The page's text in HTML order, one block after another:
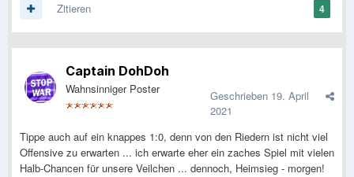
4
Zitieren
Captain DohDoh
Wahnsinniger Poster Geschrieben 19. April
2021
Tippe auch auf ein knappes 1:0, denn von den Riedern ist nicht viel
Offensive zu erwarten ... ich erwarte eher ein zaches Spiel mit vielen
Halb-Chancen für unsere Veilchen ... dennoch, Heimsieg - morgen!